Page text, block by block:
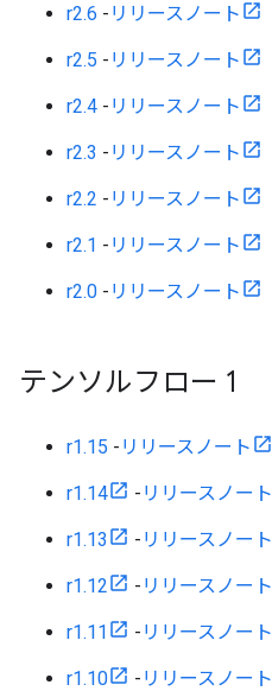
r2.6 - リリースノート
r2.5 - リリースノート
r2.4 - リリースノート
r2.3 - リリースノート
r2.2 - リリースノート
r2.1 - リリースノート
r2.0 - リリースノート
テンソルフロー 1
r1.15 - リリースノート
r1.14 - リリースノート
r1.13 - リリースノート
r1.12 - リリースノート
r1.11 - リリースノート
r1.10 - リリースノート